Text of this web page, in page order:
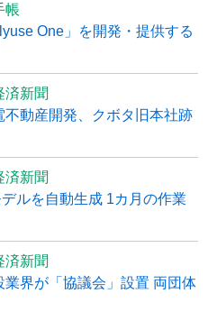
帳
One」を開発・提供する
済新聞
動産開発、クボタ旧本社跡
済新聞
ルを自動生成 1カ月の作業
済新聞
界が「協議会」設置 両団体